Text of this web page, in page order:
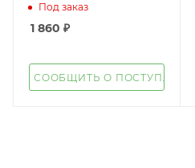
Под заказ
1 860 ₽
СООБЩИТЬ О